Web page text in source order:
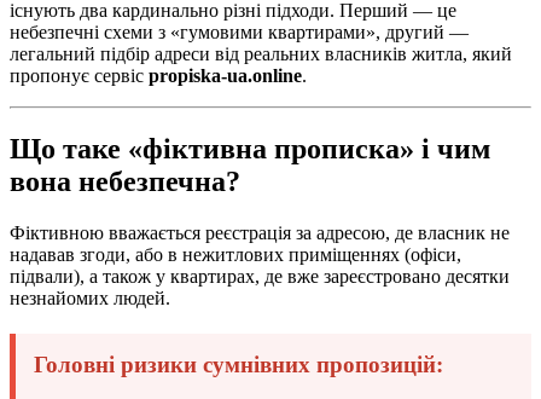
існують два кардинально різні підходи. Перший — це
небезпечні схеми з «гумовими квартирами», другий —
легальний підбір адреси від реальних власників житла, який
пропонує сервіс propiska-ua.online.
Що таке «фіктивна прописка» і чим
вона небезпечна?
Фіктивною вважається реєстрація за адресою, де власник не
надавав згоди, або в нежитлових приміщеннях (офіси,
підвали), а також у квартирах, де вже зареєстровано десятки
незнайомих людей.
Головні ризики сумнівних пропозицій: